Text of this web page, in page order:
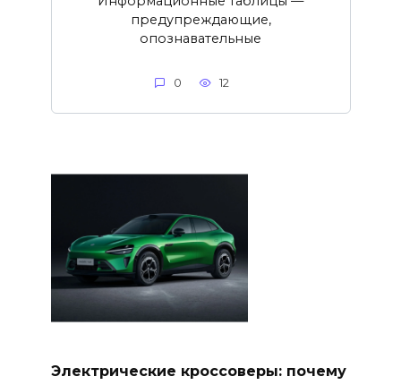
предупреждающие,
опознавательные
0 12
Электрические кроссоверы: почему